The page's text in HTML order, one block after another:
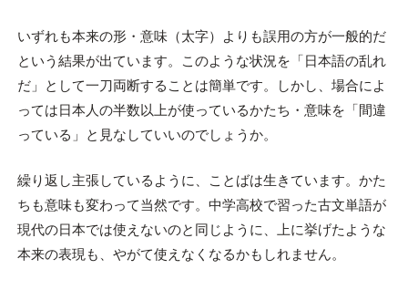
いずれも本来の形・意味（太字）よりも誤用の方が一般的だ
という結果が出ています。このような状況を「日本語の乱れ
だ」として一刀両断することは簡単です。しかし、場合によ
っては日本人の半数以上が使っているかたち・意味を「間違
っている」と見なしていいのでしょうか。
繰り返し主張しているように、ことばは生きています。かた
ちも意味も変わって当然です。中学高校で習った古文単語が
現代の日本では使えないのと同じように、上に挙げたような
本来の表現も、やがて使えなくなるかもしれません。